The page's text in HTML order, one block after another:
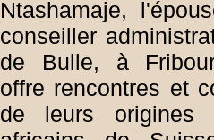
Ntashamaje,
conseiller
de Bulle, à
offre rencontres et
de leurs origines